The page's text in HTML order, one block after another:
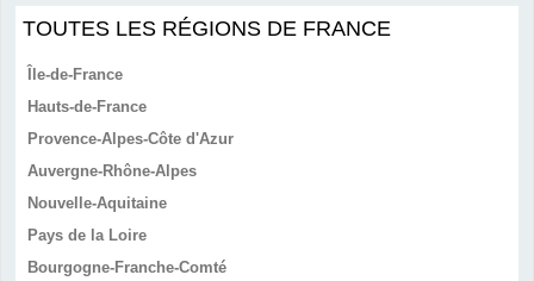
TOUTES LES RÉGIONS DE FRANCE
Île-de-France
Hauts-de-France
Provence-Alpes-Côte d'Azur
Auvergne-Rhône-Alpes
Nouvelle-Aquitaine
Pays de la Loire
Bourgogne-Franche-Comté